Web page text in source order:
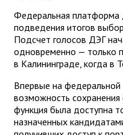
Федеральная платформа
подведения итогов
Подсчет голосов ДЭГ
одновременно — только
в Калининграде, когда в
Впервые на
возможность
функция была доступна
назначенных